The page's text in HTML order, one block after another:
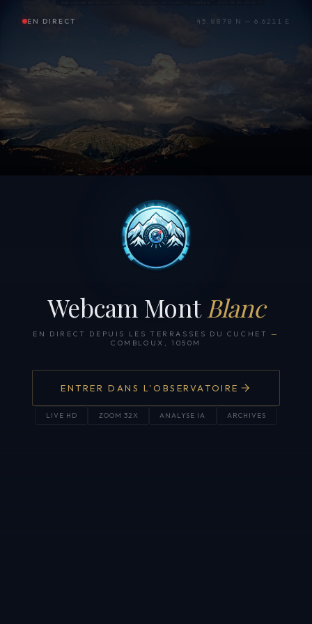
EN DIRECT 45.8878 N — 6.6211 E
Webcam Mont Blanc
EN DIRECT DEPUIS LES TERRASSES DU CUCHET —
COMBLOUX, 1050M
ENTRER DANS L'OBSERVATOIRE
LIVE HD ZOOM 32X ANALYSE IA ARCHIVES